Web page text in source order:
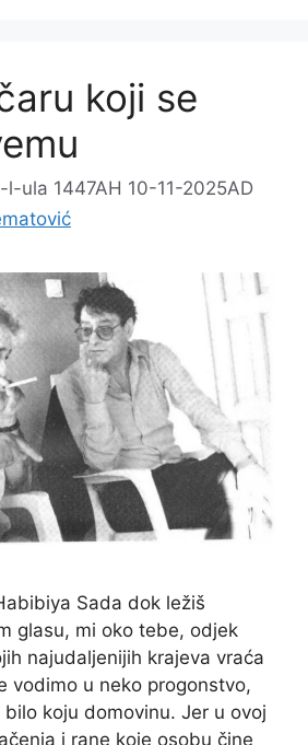
koji se
l-ula 1447AH 10-11-2025AD
Sada dok ležiš
glasu, mi oko tebe, odjek
najudaljenijih krajeva vraća
vodimo u neko progonstvo,
koju domovinu. Jer u ovoj
i rane koje osobu čine